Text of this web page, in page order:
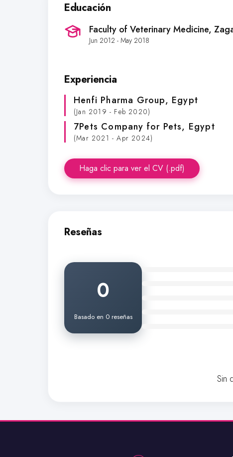
Educación
Faculty of Veterinary Medicine,
Jun 2012 - May 2018
Experiencia
Henfi Pharma Group, Egypt
(Jan 2019 - Feb 2020)
7Pets Company for Pets, Egypt
(Mar 2021 - Apr 2024)
Haga clic para ver el CV (.pdf)
Reseñas
0
Basado en 0 reseñas
Sin